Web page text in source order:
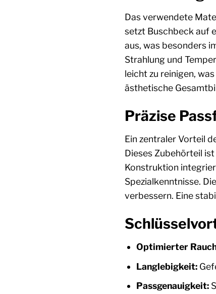
Das verwendete
setzt Buschbeck auf
aus, was besonders
Strahlung und
leicht zu reinigen,
ästhetische
Präzise
Ein zentraler Vorteil
Dieses Zubehörteil
Konstruktion
Spezialkenntnisse.
verbessern. Eine
Optimierter
Langlebigkeit:
Passgenauigkeit: